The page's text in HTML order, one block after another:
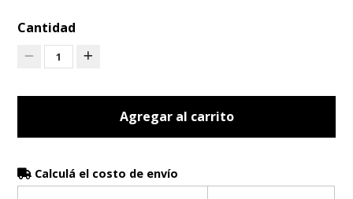
Cantidad
1
Agregar al carrito
Calculá el costo de envío